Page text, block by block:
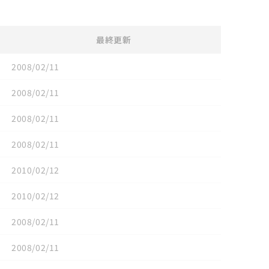
最終更新
2008/02/11
2008/02/11
2008/02/11
2008/02/11
2010/02/12
2010/02/12
2008/02/11
2008/02/11